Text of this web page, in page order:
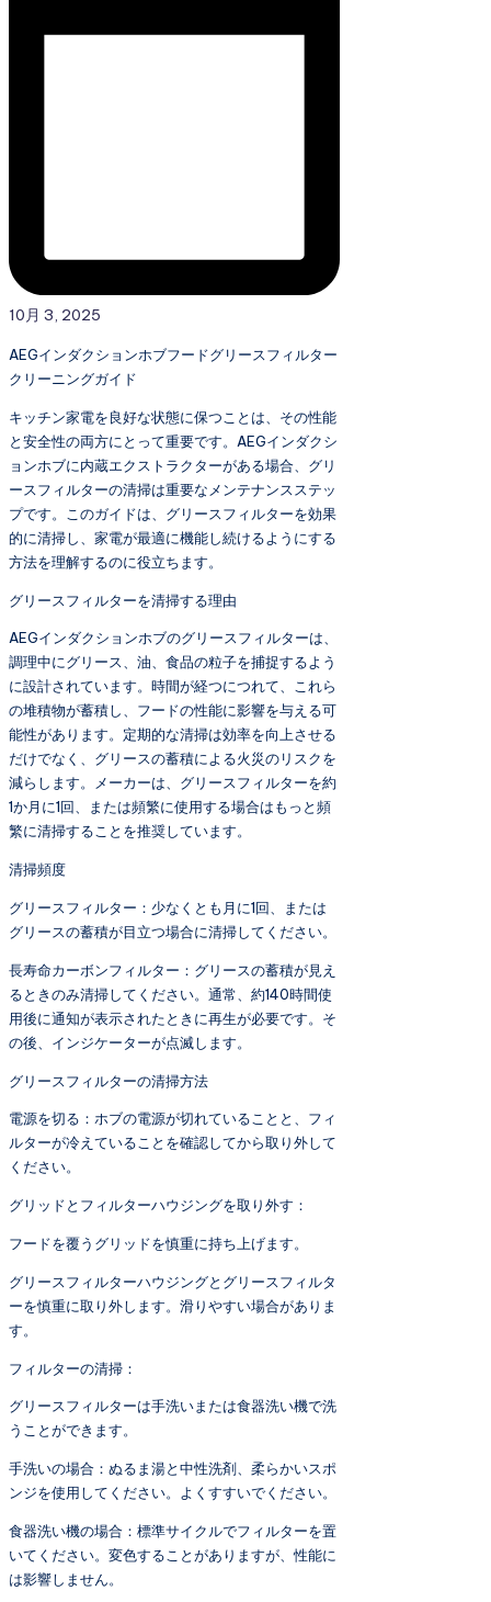
10月 3, 2025
AEGインダクションホブフードグリースフィルター
クリーニングガイド
キッチン家電を良好な状態に保つことは、その性能
と安全性の両方にとって重要です。AEGインダクシ
ョンホブに内蔵エクストラクターがある場合、グリ
ースフィルターの清掃は重要なメンテナンスステッ
プです。このガイドは、グリースフィルターを効果
的に清掃し、家電が最適に機能し続けるようにする
方法を理解するのに役立ちます。
グリースフィルターを清掃する理由
AEGインダクションホブのグリースフィルターは、
調理中にグリース、油、食品の粒子を捕捉するよう
に設計されています。時間が経つにつれて、これら
の堆積物が蓄積し、フードの性能に影響を与える可
能性があります。定期的な清掃は効率を向上させる
だけでなく、グリースの蓄積による火災のリスクを
減らします。メーカーは、グリースフィルターを約
1か月に1回、または頻繁に使用する場合はもっと頻
繁に清掃することを推奨しています。
清掃頻度
グリースフィルター：少なくとも月に1回、または
グリースの蓄積が目立つ場合に清掃してください。
長寿命カーボンフィルター：グリースの蓄積が見え
るときのみ清掃してください。通常、約140時間使
用後に通知が表示されたときに再生が必要です。そ
の後、インジケーターが点滅します。
グリースフィルターの清掃方法
電源を切る：ホブの電源が切れていることと、フィ
ルターが冷えていることを確認してから取り外して
ください。
グリッドとフィルターハウジングを取り外す：
フードを覆うグリッドを慎重に持ち上げます。
グリースフィルターハウジングとグリースフィルタ
ーを慎重に取り外します。滑りやすい場合がありま
す。
フィルターの清掃：
グリースフィルターは手洗いまたは食器洗い機で洗
うことができます。
手洗いの場合：ぬるま湯と中性洗剤、柔らかいスポ
ンジを使用してください。よくすすいでください。
食器洗い機の場合：標準サイクルでフィルターを置
いてください。変色することがありますが、性能に
は影響しません。